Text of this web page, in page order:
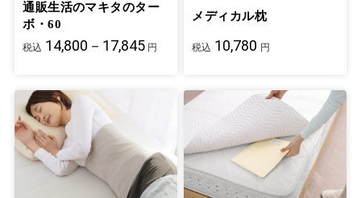
通販生活のマキタのター
ボ・60
税込 14,800－17,845 円
メディカル枕
税込 10,780 円